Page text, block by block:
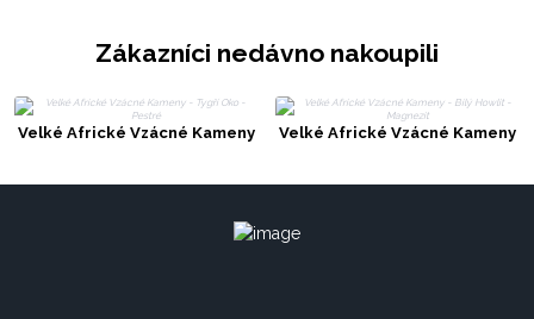
Zákazníci nedávno nakoupili
Velké Africké Vzácné Kameny
Velké Africké Vzácné Kameny